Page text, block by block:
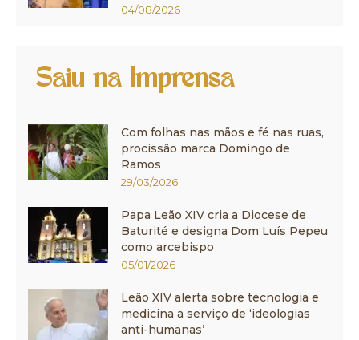
04/08/2026
Saiu na Imprensa
Com folhas nas mãos e fé nas ruas,
procissão marca Domingo de
Ramos
29/03/2026
Papa Leão XIV cria a Diocese de
Baturité e designa Dom Luís Pepeu
como arcebispo
05/01/2026
Leão XIV alerta sobre tecnologia e
medicina a serviço de ‘ideologias
anti-humanas’